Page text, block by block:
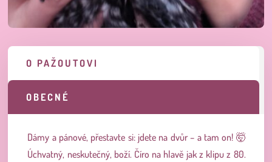
O PAŽOUTOVI
OBECNÉ
Dámy a pánové, přestavte si: jdete na dvůr – a tam on! 🤯
Úchvatný, neskutečný, boží. Číro na hlavě jak z klipu z 80.